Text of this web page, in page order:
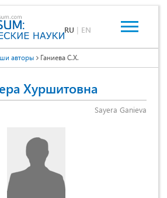
RU | EN
авторы Ганиева С.Х.
Хуршитовна
Sayera Ganieva